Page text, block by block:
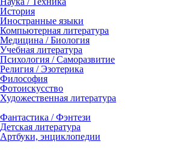
История
Иностранные языки
Компьютерная литература
Медицина / Биология
Учебная литература
Психология / Саморазвитие
Религия / Эзотерика
Философия
Фотоискусство
Художественная литература
Фантастика / Фэнтези
Детская литература
Артбуки, энциклопедии